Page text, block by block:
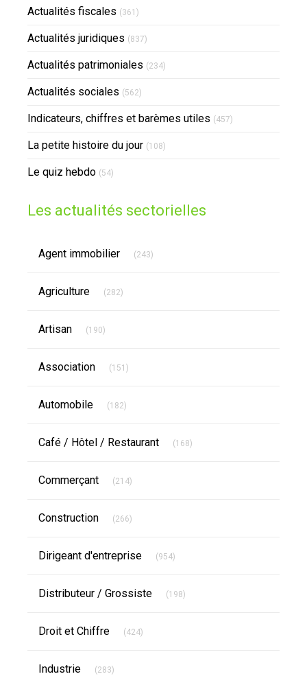
Actualités fiscales (361)
Actualités juridiques (837)
Actualités patrimoniales (234)
Actualités sociales (562)
Indicateurs, chiffres et barèmes utiles (457)
La petite histoire du jour (108)
Le quiz hebdo (54)
Les actualités sectorielles
Agent immobilier (243)
Agriculture (282)
Artisan (190)
Association (151)
Automobile (182)
Café / Hôtel / Restaurant (168)
Commerçant (214)
Construction (266)
Dirigeant d'entreprise (954)
Distributeur / Grossiste (198)
Droit et Chiffre (424)
Industrie (283)